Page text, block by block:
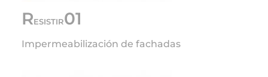
RESISTIR01
Impermeabilización de fachadas